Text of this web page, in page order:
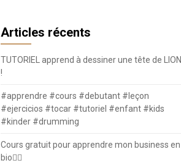
Articles récents
TUTORIEL apprend à dessiner une tête de LION
!
#apprendre #cours #debutant #leçon
#ejercicios #tocar #tutoriel #enfant #kids
#kinder #drumming
Cours gratuit pour apprendre mon business en
bio⛓️‍💥